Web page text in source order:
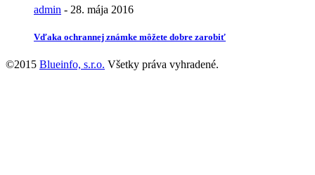
admin - 28. mája 2016
Vďaka ochrannej známke môžete dobre zarobiť
©2015 Blueinfo, s.r.o. Všetky práva vyhradené.